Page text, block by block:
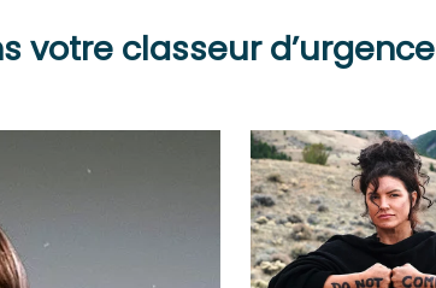
votre classeur d’urgence